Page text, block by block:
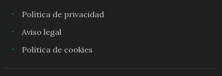
Política de privacidad
Aviso legal
Política de cookies